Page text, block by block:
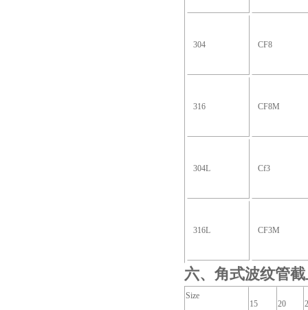
304 CF8
316 CF8M
304L Cf3
316L CF3M
六、角式波纹管
Size
15
20